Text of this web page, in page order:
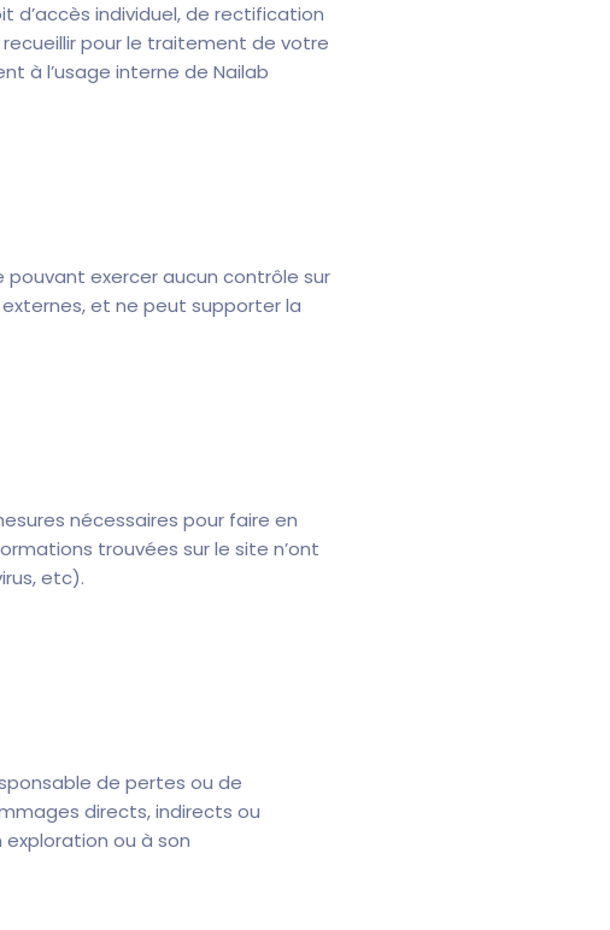
d’accès individuel, de rectification
pour le traitement de votre
à l’usage interne de Nailab
exercer aucun contrôle sur
et ne peut supporter la
nécessaires pour faire en
trouvées sur le site n’ont
etc).
de pertes ou de
directs, indirects ou
ou à son